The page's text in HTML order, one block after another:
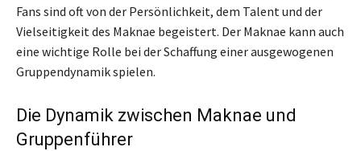
Fans sind oft von der Persönlichkeit, dem Talent und der
Vielseitigkeit des Maknae begeistert. Der Maknae kann auch
eine wichtige Rolle bei der Schaffung einer ausgewogenen
Gruppendynamik spielen.
Die Dynamik zwischen Maknae und
Gruppenführer